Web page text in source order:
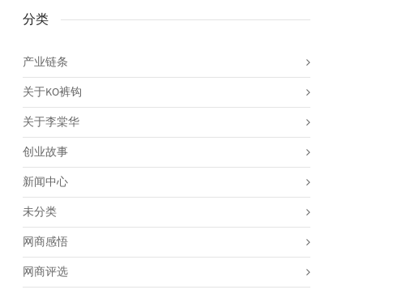
分类
产业链条
关于KO裤钩
关于李棠华
创业故事
新闻中心
未分类
网商感悟
网商评选